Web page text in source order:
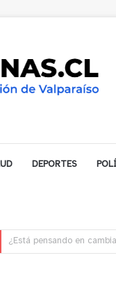
DEPORTES
Gobernador compromete